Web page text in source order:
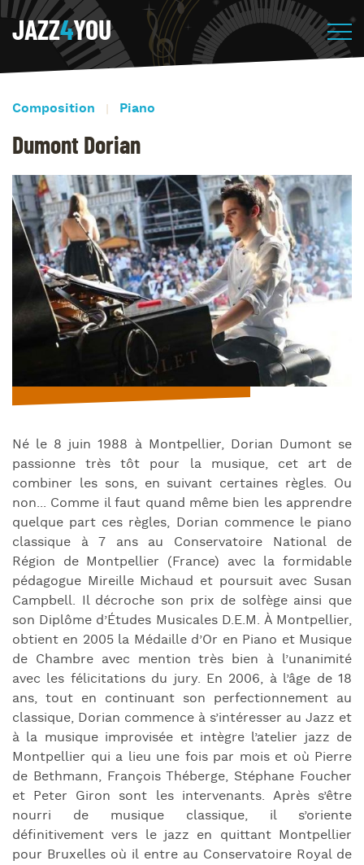
JAZZ4YOU
Composition Piano
Dumont Dorian
Né le 8 juin 1988 à Montpellier, Dorian Dumont se
passionne très tôt pour la musique, cet art de
combiner les sons, en suivant certaines règles. Ou
non... Comme il faut quand même bien les apprendre
quelque part ces règles, Dorian commence le piano
classique à 7 ans au Conservatoire National de
Région de Montpellier (France) avec la formidable
pédagogue Mireille Michaud et poursuit avec Susan
Campbell. Il décroche son prix de solfège ainsi que
son Diplôme d’Études Musicales D.E.M. À Montpellier,
obtient en 2005 la Médaille d’Or en Piano et Musique
de Chambre avec mention très bien à l’unanimité
avec les félicitations du jury. En 2006, à l’âge de 18
ans, tout en continuant son perfectionnement au
classique, Dorian commence à s’intéresser au Jazz et
à la musique improvisée et intègre l’atelier jazz de
Montpellier qui a lieu une fois par mois et où Pierre
de Bethmann, François Théberge, Stéphane Foucher
et Peter Giron sont les intervenants. Après s’être
nourri de musique classique, il s’oriente
définitivement vers le jazz en quittant Montpellier
pour Bruxelles où il entre au Conservatoire Royal de